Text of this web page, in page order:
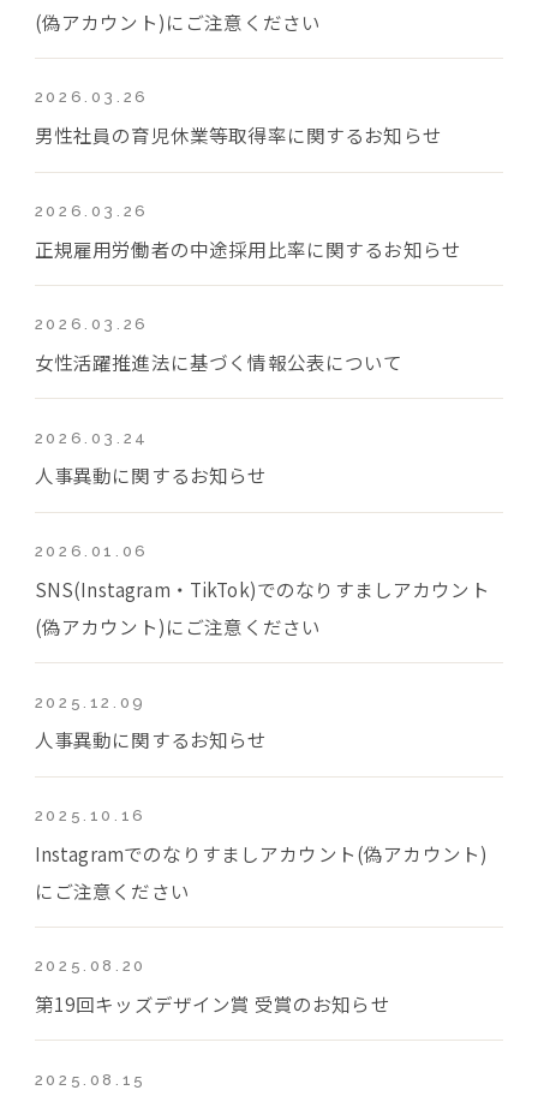
(偽アカウント)にご注意ください
2026.03.26
男性社員の育児休業等取得率に関するお知らせ
2026.03.26
正規雇用労働者の中途採用比率に関するお知らせ
2026.03.26
女性活躍推進法に基づく情報公表について
2026.03.24
人事異動に関するお知らせ
2026.01.06
SNS(Instagram・TikTok)でのなりすましアカウント
(偽アカウント)にご注意ください
2025.12.09
人事異動に関するお知らせ
2025.10.16
Instagramでのなりすましアカウント(偽アカウント)
にご注意ください
2025.08.20
第19回キッズデザイン賞 受賞のお知らせ
2025.08.15